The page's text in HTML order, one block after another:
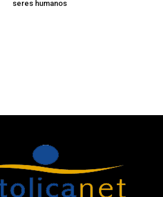
seres humanos